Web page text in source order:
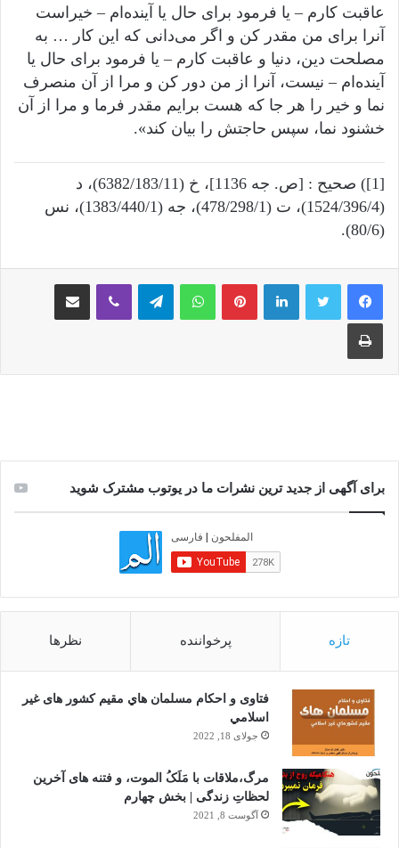
عاقبت کارم – یا فرمود برای حال یا آینده‌ام – خیراست
آنرا برای من مقدر کن و اگر می‌دانی که این کار … به
مصلحت دین، دنیا و عاقبت کارم – یا فرمود برای حال یا
آینده‌ام – نیست، آنرا از من دور کن و مرا از آن منصرف
نما و خیر را هر جا که هست برایم مقدر فرما و مرا از آن
خشنود نما، سپس حاجتش را بیان کند».
[1]) صحیح : [ص. جه 1136]، خ (6382/183/11)، د
(1524/396/4)، ت (478/298/1)، جه (1383/440/1)، نس
(80/6).
لینکدین ‫پین‌ترست واتس آپ تلگرام
چاپ
برای آگهی از جدید ترین نشرات ما در یوتوب مشترک شوید
تازه پرخواننده نظرها
فتاوى و احكام مسلمان هاي مقيم كشور هاى غير
اسلامي
جولای 18, 2022
مرگ،ملاقات با مَلَکُ الموت، و فتنه های آخرین
لحظاتِ زندگی | بخش چهارم
آگوست 8, 2021